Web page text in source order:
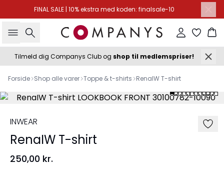
FINAL SALE | 10% ekstra med koden: finalsale-10
Søg Log ind
Tilmeld dig Companys Club og shop til medlemspriser!
Forside Shop alle varer Toppe & t-shirts RenaIW T-shirt
INWEAR
RenaIW T-shirt
250,00 kr.